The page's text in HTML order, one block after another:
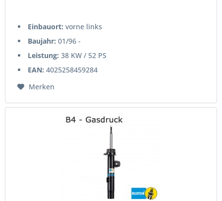
Einbauort: vorne links
Baujahr: 01/96 -
Leistung: 38 KW / 52 PS
EAN: 4025258459284
Merken